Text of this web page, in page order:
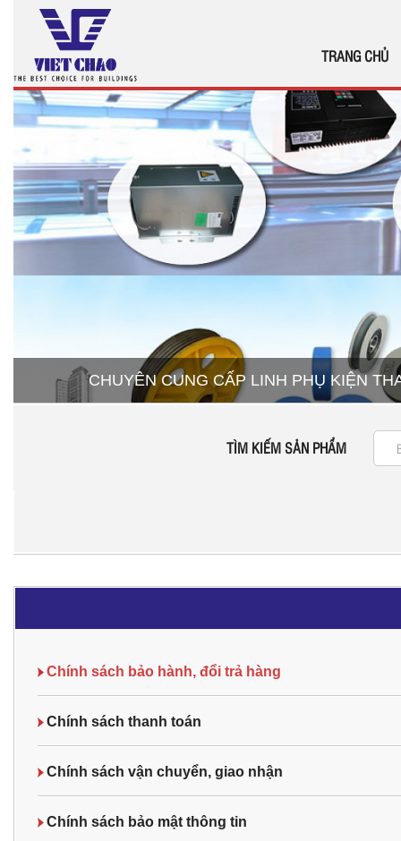
TRANG CHỦ
CHUYÊN CUNG CẤP LINH PHỤ KIỆN
TÌM KIẾM SẢN PHẨM
Chính sách bảo hành, đổi trả hàng
Chính sách thanh toán
Chính sách vận chuyển, giao nhận
Chính sách bảo mật thông tin